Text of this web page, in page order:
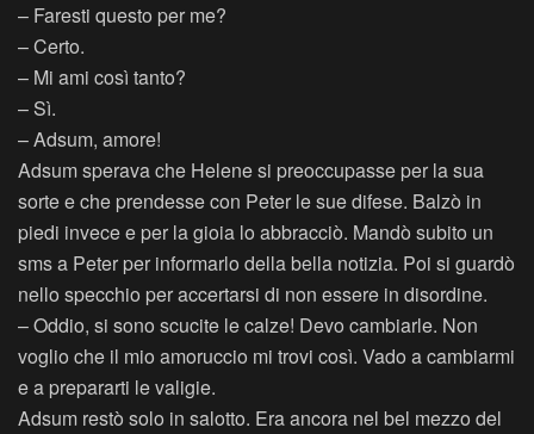
– Faresti questo per me?
– Certo.
– Mi ami così tanto?
– Sì.
– Adsum, amore!
Adsum sperava che Helene si preoccupasse per la sua
sorte e che prendesse con Peter le sue difese. Balzò in
piedi invece e per la gioia lo abbracciò. Mandò subito un
sms a Peter per informarlo della bella notizia. Poi si guardò
nello specchio per accertarsi di non essere in disordine.
– Oddio, si sono scucite le calze! Devo cambiarle. Non
voglio che il mio amoruccio mi trovi così. Vado a cambiarmi
e a prepararti le valigie.
Adsum restò solo in salotto. Era ancora nel bel mezzo del